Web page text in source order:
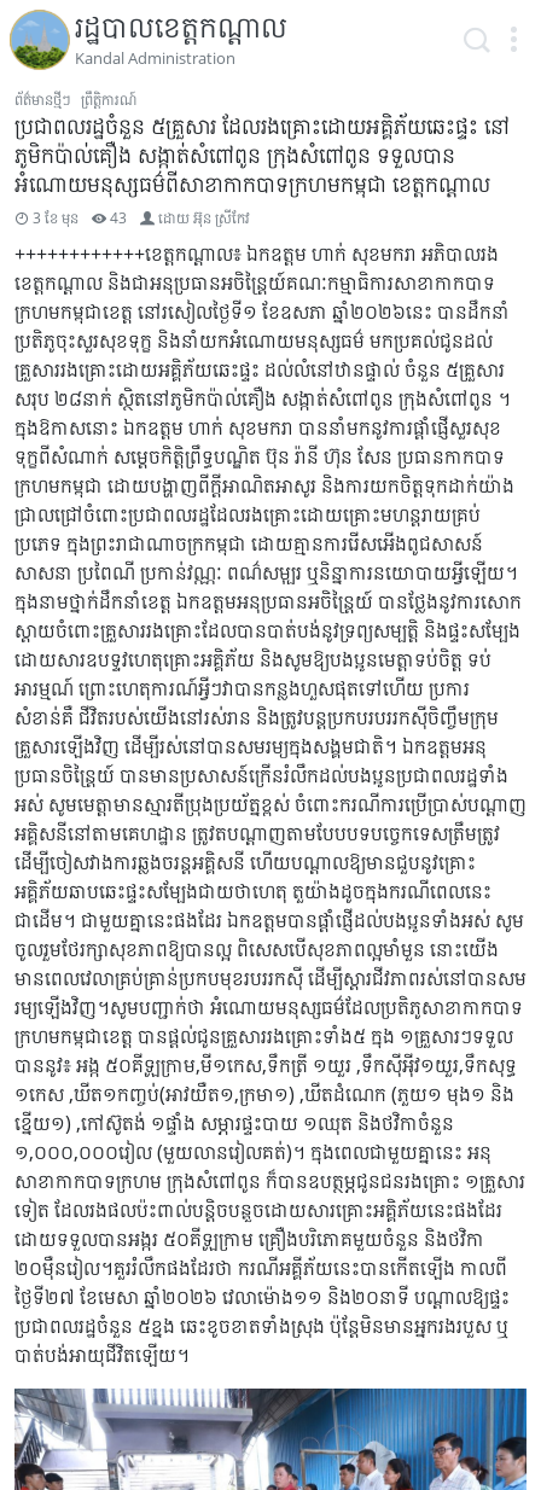
រដ្ឋបាលខេត្តកណ្តាល
Kandal Administration
ព័ត៌មានថ្មីៗ ព្រឹត្តិការណ៍
ប្រជាពលរដ្ឋចំនួន ៥គ្រួសារ ដែលរងគ្រោះដោយអគ្គិភ័យឆេះផ្ទះ នៅ
ភូមិកប៉ាល់គឿង សង្កាត់សំពៅពូន ក្រុងសំពៅពូន ទទួលបាន
អំណោយមនុស្សធម៌ពីសាខាកាកបាទក្រហមកម្ពុជា ខេត្តកណ្តាល
3 ខែ មុន 43 ដោយអ៊ុន ស្រីកែវ
++++++++++++ខេត្តកណ្តាល៖ ឯកឧត្តម ហាក់ សុខមករា អភិបាលរង
ខេត្តកណ្តាល និងជាអនុប្រធានអចិន្ត្រៃយ៍គណៈកម្មាធិការសាខាកាកបាទ
ក្រហមកម្ពុជាខេត្ត នៅរសៀលថ្ងៃទី១ ខែឧសភា ឆ្នាំ២០២៦នេះ បានដឹកនាំ
ប្រតិភូចុះសួរសុខទុក្ខ និងនាំយកអំណោយមនុស្សធម៌ មកប្រគល់ជូនដល់
គ្រួសាររងគ្រោះដោយអគ្គិភ័យឆេះផ្ទះ ដល់លំនៅឋានផ្ទាល់ ចំនួន ៥គ្រួសារ
សរុប ២៨នាក់ ស្ថិតនៅភូមិកប៉ាល់គឿង សង្កាត់សំពៅពូន ក្រុងសំពៅពូន ។
ក្នុងឱកាសនោះ ឯកឧត្តម ហាក់ សុខមករា បាននាំមកនូវការផ្តាំផ្ញើសួរសុខ
ទុក្ខពីសំណាក់ សម្ដេចកិត្តិព្រឹទ្ធបណ្ឌិត ប៊ុន រ៉ានី ហ៊ុន សែន ប្រធានកាកបាទ
ក្រហមកម្ពុជា ដោយបង្ហាញពីក្តីអាណិតអាសូរ និងការយកចិត្តទុកដាក់យ៉ាង
ជ្រាលជ្រៅចំពោះប្រជាពលរដ្ឋដែលរងគ្រោះដោយគ្រោះមហន្តរាយគ្រប់
ប្រភេទ ក្នុងព្រះរាជាណាចក្រកម្ពុជា ដោយគ្មានការរើសអើងពូជសាសន៍
សាសនា ប្រពៃណី ប្រកាន់វណ្ណៈ ពណ៌សម្បុរ ឬនិន្នាការនយោបាយអ្វីឡើយ។
ក្នុងនាមថ្នាក់ដឹកនាំខេត្ត ឯកឧត្តមអនុប្រធានអចិន្ត្រៃយ៍ បានថ្លែងនូវការសោក
ស្តាយចំពោះគ្រួសាររងគ្រោះដែលបានបាត់បង់នូវទ្រព្យសម្បត្តិ និងផ្ទះសម្បែង
ដោយសារឧបទ្ទវហេតុគ្រោះអគ្គិភ័យ និងសូមឱ្យបងប្អូនមេត្តាទប់ចិត្ត ទប់
អារម្មណ៍ ព្រោះហេតុការណ៍អ្វីៗវាបានកន្លងហួសផុតទៅហើយ ប្រការ
សំខាន់គឺ ជីវិតរបស់យើងនៅរស់រាន និងត្រូវបន្តប្រកបរបររកស៊ីចិញ្ចឹមក្រុម
គ្រួសារឡើងវិញ ដើម្បីរស់នៅបានសមរម្យក្នុងសង្គមជាតិ។ ឯកឧត្តមអនុ
ប្រធានចិន្ត្រៃយ៍ បានមានប្រសាសន៍ក្រើនរំលឹកដល់បងប្អូនប្រជាពលរដ្ឋទាំង
អស់ សូមមេត្តាមានស្មារតីប្រុងប្រយ័ត្នខ្ពស់ ចំពោះករណីការប្រើប្រាស់បណ្តាញ
អគ្គិសនីនៅតាមគេហដ្ឋាន ត្រូវតបណ្តាញតាមបែបបទបច្ចេកទេសត្រឹមត្រូវ
ដើម្បីចៀសវាងការឆ្លងចរន្តអគិ្គសនី ហើយបណ្តាលឱ្យមានជួបនូវគ្រោះ
អគ្គិភ័យឆាបឆេះផ្ទះសម្បែងជាយថាហេតុ តួយ៉ាងដូចក្នុងករណីពេលនេះ
ជាដើម។ ជាមួយគ្នានេះផងដែរ ឯកឧត្តមបានផ្តាំផ្ញើដល់បងប្អូនទាំងអស់ សូម
ចូលរួមថែរក្សាសុខភាពឱ្យបានល្អ ពិសេសបើសុខភាពល្អមាំមួន នោះយើង
មានពេលវេលាគ្រប់គ្រាន់ប្រកបមុខរបររកស៊ី ដើម្បីស្តារជីវភាពរស់នៅបានសម
រម្យឡើងវិញ។សូមបញ្ជាក់ថា អំណោយមនុស្សធម៌ដែលប្រតិភូសាខាកាកបាទ
ក្រហមកម្ពុជាខេត្ត បានផ្តល់ជូនគ្រួសាររងគ្រោះទាំង៥ ក្នុង ១គ្រួសារៗទទួល
បាននូវ៖ អង្ក ៥០គីឡូក្រាម,មី១កេស,ទឹកត្រី ១យួរ ,ទឹកស៊ីអុីវ១យួរ,ទឹកសុទ្ធ
១កេស ,ឃីត១កញ្ចប់(អាវយឺត១,ក្រមា១) ,ឃីតដំណេក (ភួយ១ មុង១ និង
ខ្នើយ១) ,កៅស៊ូតង់ ១ផ្ទាំង សម្ភារផ្ទះបាយ ១ឈុត និងថវិកាចំនួន
១,០០០,០០០រៀល (មួយលានរៀលគត់)។ ក្នុងពេលជាមួយគ្នានេះ អនុ
សាខាកាកបាទក្រហម ក្រុងសំពៅពូន ក៏បានឧបត្ថម្ភជូនជនរងគ្រោះ ១គ្រួសារ
ទៀត ដែលរងផលប៉ះពាល់បន្តិចបន្តួចដោយសារគ្រោះអគ្គិភ័យនេះផងដែរ
ដោយទទួលបានអង្ករ ៥០គីឡូក្រាម គ្រឿងបរិភោគមួយចំនួន និងថវិកា
២០ម៉ឺនរៀល។គួររំលឹកផងដែរថា ករណីអគ្គីភ័យនេះបានកើតឡើង កាលពី
ថ្ងៃទី២៧ ខែមេសា ឆ្នាំ២០២៦ វេលាម៉ោង១១ និង២០នាទី បណ្ដាលឱ្យផ្ទះ
ប្រជាពលរដ្ឋចំនួន ៥ខ្នង ឆេះខូចខាតទាំងស្រុង ប៉ុន្តែមិនមានអ្នករងរបួស ឬ
បាត់បង់អាយុជីវិតឡើយ។